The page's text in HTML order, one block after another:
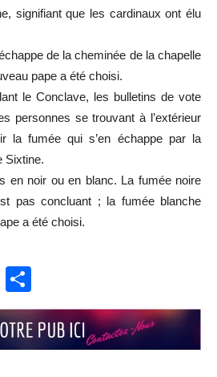
signifiant que les cardinaux ont élu
de la cheminée de la chapelle
pape a été choisi.
le Conclave, les bulletins de vote
personnes se trouvant à l’extérieur
la fumée qui s’en échappe par la
Sixtine.
en noir ou en blanc. La fumée noire
pas concluant ; la fumée blanche
a été choisi.
Messenger